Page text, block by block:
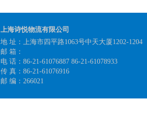
上海诗悦物流有限公司
地 址：上海市四平路1063号中天大厦1202-1204
邮 箱：
电 话：86-21-61076887 86-21-61078933
传 真：86-21-61076916
邮 编：266021